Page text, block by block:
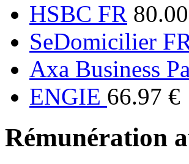
HSBC FR
SeDomicilier
Axa Business
ENGIE 66.97 €
Rémunération